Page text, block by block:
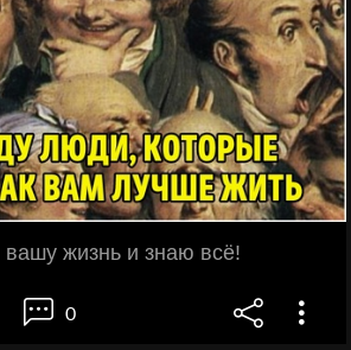
жизнь и знаю всё!
0